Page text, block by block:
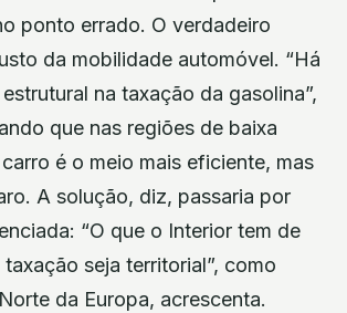
ponto errado. O verdadeiro
da mobilidade automóvel. “Há
na taxação da gasolina”,
que nas regiões de baixa
é o meio mais eficiente, mas
A solução, diz, passaria por
“O que o Interior tem de
seja territorial”, como
da Europa, acrescenta.